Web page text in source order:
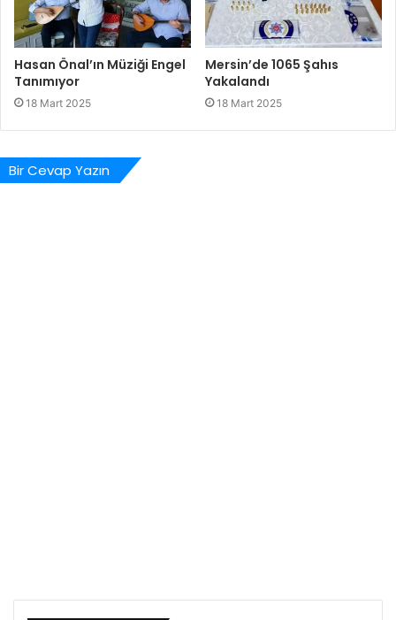
Hasan Önal’ın Müziği Engel
Tanımıyor
18 Mart 2025
Mersin’de 1065 Şahıs
Yakalandı
18 Mart 2025
Bir Cevap Yazın